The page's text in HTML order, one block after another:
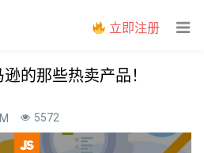
立即注册
的那些热卖产品！
5572